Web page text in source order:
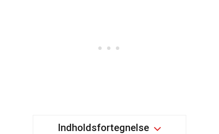
Indholdsfortegnelse